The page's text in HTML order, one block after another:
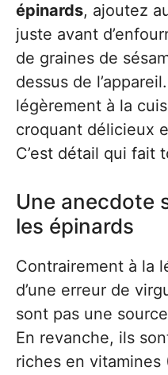
épinards, ajoutez
juste avant
de graines de
dessus de
légèrement à la
croquant délicieux
C’est détail qui fait
Une anecdote
les épinards
Contrairement à la
d’une erreur de
sont pas une
En revanche, ils
riches en vitamines